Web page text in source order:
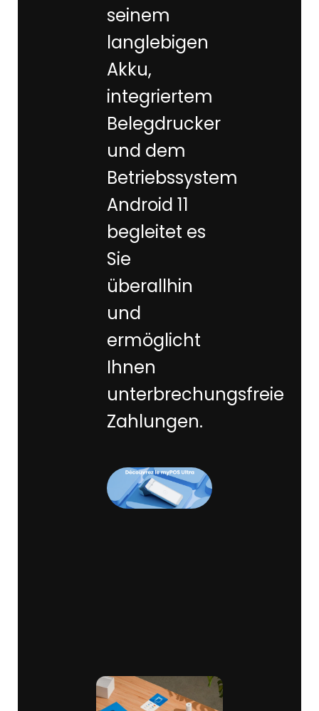
seinem
langlebigen
Akku,
integriertem
Belegdrucker
und dem
Betriebssystem
Android 11
begleitet es
Sie
überallhin
und
ermöglicht
Ihnen
unterbrechungsfreie
Zahlungen.